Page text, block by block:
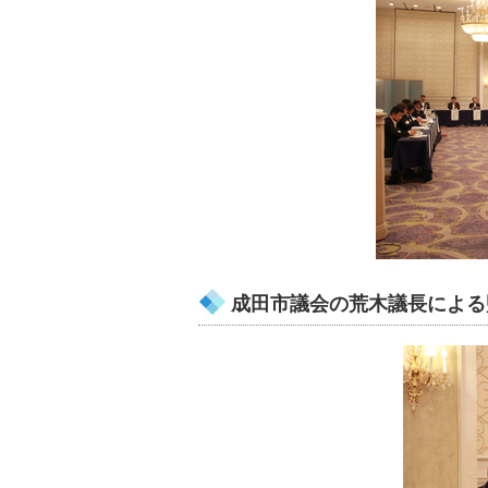
成田市議会の荒木議長によ